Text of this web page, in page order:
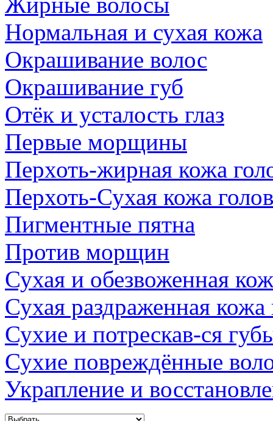
Нормальная и сухая кожа
Окрашивание волос
Окрашивание губ
Отёк и усталость глаз
Первые морщины
Перхоть-жирная кожа
Перхоть-Сухая кожа
Пигментные пятна
Против морщин
Сухая и обезвоженная
Сухая раздраженная кожа
Сухие и потрескав-ся
Сухие повреждённые
Украпление и